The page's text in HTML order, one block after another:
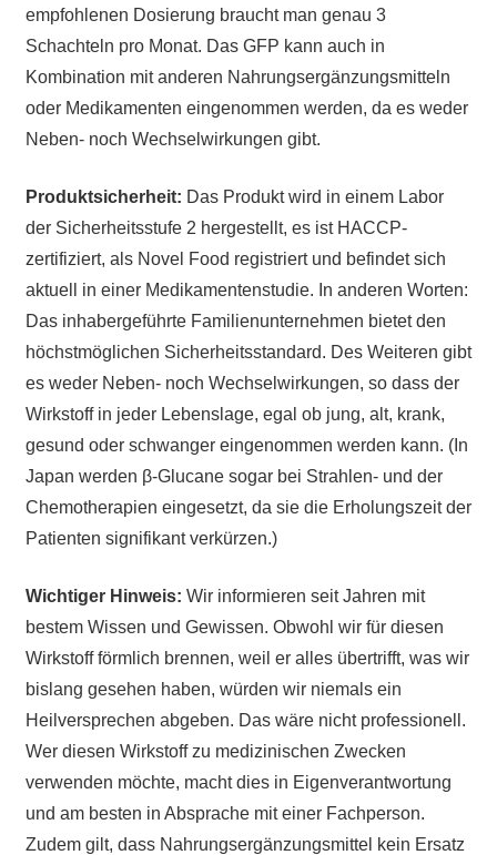
empfohlenen Dosierung braucht man genau 3
Schachteln pro Monat. Das GFP kann auch in
Kombination mit anderen Nahrungsergänzungsmitteln
oder Medikamenten eingenommen werden, da es weder
Neben- noch Wechselwirkungen gibt.
Produktsicherheit: Das Produkt wird in einem Labor
der Sicherheitsstufe 2 hergestellt, es ist HACCP-
zertifiziert, als Novel Food registriert und befindet sich
aktuell in einer Medikamentenstudie. In anderen Worten:
Das inhabergeführte Familienunternehmen bietet den
höchstmöglichen Sicherheitsstandard. Des Weiteren gibt
es weder Neben- noch Wechselwirkungen, so dass der
Wirkstoff in jeder Lebenslage, egal ob jung, alt, krank,
gesund oder schwanger eingenommen werden kann. (In
Japan werden β-Glucane sogar bei Strahlen- und der
Chemotherapien eingesetzt, da sie die Erholungszeit der
Patienten signifikant verkürzen.)
Wichtiger Hinweis: Wir informieren seit Jahren mit
bestem Wissen und Gewissen. Obwohl wir für diesen
Wirkstoff förmlich brennen, weil er alles übertrifft, was wir
bislang gesehen haben, würden wir niemals ein
Heilversprechen abgeben. Das wäre nicht professionell.
Wer diesen Wirkstoff zu medizinischen Zwecken
verwenden möchte, macht dies in Eigenverantwortung
und am besten in Absprache mit einer Fachperson.
Zudem gilt, dass Nahrungsergänzungsmittel kein Ersatz